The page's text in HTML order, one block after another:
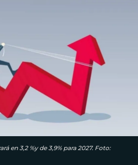
en 3,2 %y de 3,9% para 2027. Foto: